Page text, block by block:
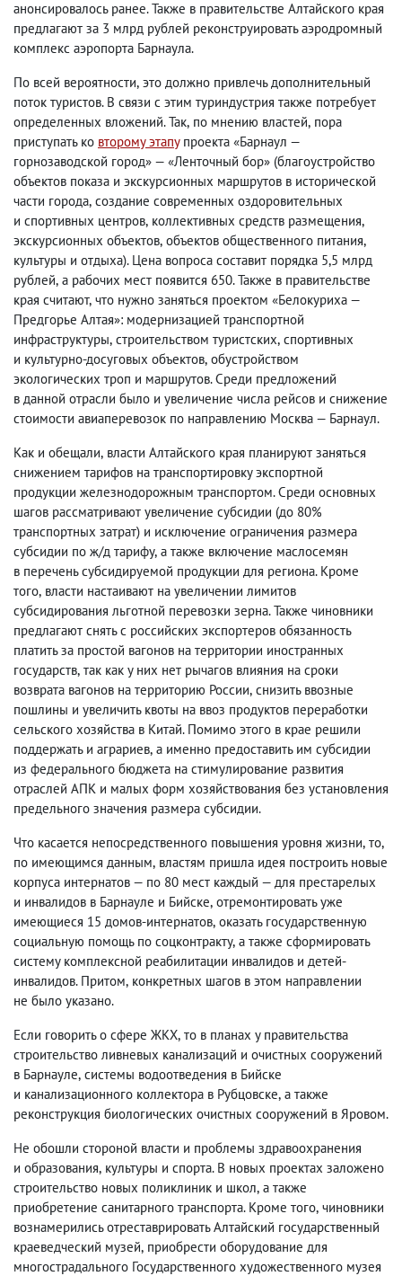
анонсировалось ранее. Также в правительстве Алтайского края
предлагают за 3 млрд рублей реконструировать аэродромный
комплекс аэропорта Барнаула.
По всей вероятности, это должно привлечь дополнительный
поток туристов. В связи с этим туриндустрия также потребует
определенных вложений. Так, по мнению властей, пора
приступать ко второму этапупроекта «Барнаул —
горнозаводской город» — «Ленточный бор» (благоустройство
объектов показа и экскурсионных маршрутов в исторической
части города, создание современных оздоровительных
и спортивных центров, коллективных средств размещения,
экскурсионных объектов, объектов общественного питания,
культуры и отдыха). Цена вопроса составит порядка 5,5 млрд
рублей, а рабочих мест появится 650. Также в правительстве
края считают, что нужно заняться проектом «Белокуриха —
Предгорье Алтая»: модернизацией транспортной
инфраструктуры, строительством туристских, спортивных
и культурно-досуговых объектов, обустройством
экологических троп и маршрутов. Среди предложений
в данной отрасли было и увеличение числа рейсов и снижение
стоимости авиаперевозок по направлению Москва — Барнаул.
Как и обещали, власти Алтайского края планируют заняться
снижением тарифов на транспортировку экспортной
продукции железнодорожным транспортом. Среди основных
шагов рассматривают увеличение субсидии (до 80%
транспортных затрат) и исключение ограничения размера
субсидии по ж/д тарифу, а также включение маслосемян
в перечень субсидируемой продукции для региона. Кроме
того, власти настаивают на увеличении лимитов
субсидирования льготной перевозки зерна. Также чиновники
предлагают снять с российских экспортеров обязанность
платить за простой вагонов на территории иностранных
государств, так как у них нет рычагов влияния на сроки
возврата вагонов на территорию России, снизить ввозные
пошлины и увеличить квоты на ввоз продуктов переработки
сельского хозяйства в Китай. Помимо этого в крае решили
поддержать и аграриев, а именно предоставить им субсидии
из федерального бюджета на стимулирование развития
отраслей АПК и малых форм хозяйствования без установления
предельного значения размера субсидии.
Что касается непосредственного повышения уровня жизни, то,
по имеющимся данным, властям пришла идея построить новые
корпуса интернатов — по 80 мест каждый — для престарелых
и инвалидов в Барнауле и Бийске, отремонтировать уже
имеющиеся 15 домов-интернатов, оказать государственную
социальную помощь по соцконтракту, а также сформировать
систему комплексной реабилитации инвалидов и детей-
инвалидов. Притом, конкретных шагов в этом направлении
не было указано.
Если говорить о сфере ЖКХ, то в планах у правительства
строительство ливневых канализаций и очистных сооружений
в Барнауле, системы водоотведения в Бийске
и канализационного коллектора в Рубцовске, а также
реконструкция биологических очистных сооружений в Яровом.
Не обошли стороной власти и проблемы здравоохранения
и образования, культуры и спорта. В новых проектах заложено
строительство новых поликлиник и школ, а также
приобретение санитарного транспорта. Кроме того, чиновники
вознамерились отреставрировать Алтайский государственный
краеведческий музей, приобрести оборудование для
многострадального Государственного художественного музея